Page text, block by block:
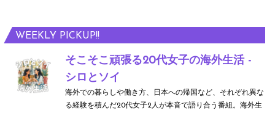
WEEKLY PICKUP!!
そこそこ頑張る20代女子の海外生活 -
シロとソイ
海外での暮らしや働き方、日本への帰国など、それぞれ異な
る経験を積んだ20代女子2人が本音で語り合う番組。海外生